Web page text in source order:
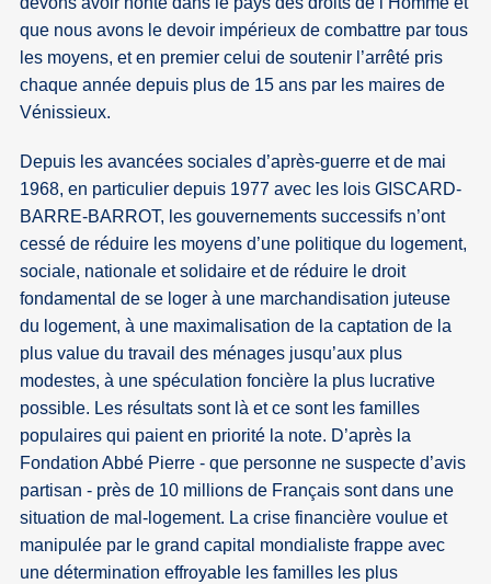
que nous avons le devoir impérieux de combattre par tous
les moyens, et en premier celui de soutenir l’arrêté pris
chaque année depuis plus de 15 ans par les maires de
Vénissieux.
Depuis les avancées sociales d’après-guerre et de mai
1968, en particulier depuis 1977 avec les lois GISCARD-
BARRE-BARROT, les gouvernements successifs n’ont
cessé de réduire les moyens d’une politique du logement,
sociale, nationale et solidaire et de réduire le droit
fondamental de se loger à une marchandisation juteuse
du logement, à une maximalisation de la captation de la
plus value du travail des ménages jusqu’aux plus
modestes, à une spéculation foncière la plus lucrative
possible. Les résultats sont là et ce sont les familles
populaires qui paient en priorité la note. D’après la
Fondation Abbé Pierre - que personne ne suspecte d’avis
partisan - près de 10 millions de Français sont dans une
situation de mal-logement. La crise financière voulue et
manipulée par le grand capital mondialiste frappe avec
une détermination effroyable les familles les plus